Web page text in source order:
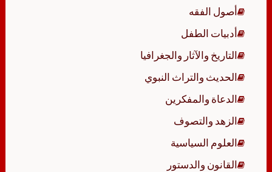
أصول الفقه
أدبيات الطفل
التاريخ والآثار والجغرافيا
الحديث والتراث النبوي
الدعاة والمفكرين
الزهد والتصوف
العلوم السياسية
القانون والدستور